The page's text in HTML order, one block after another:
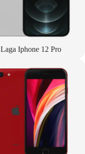
Laga Iphone 12 Pro